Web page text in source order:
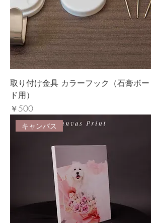
取り付け金具 カラーフック（石膏ボー
ド用）
価格
￥500
キャンバス